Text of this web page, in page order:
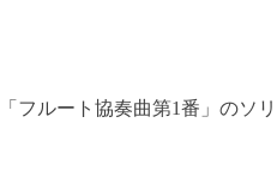
フルート協奏曲第1番」のソ